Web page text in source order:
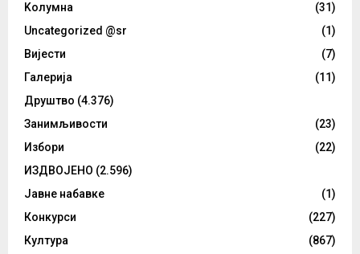
Kолумнa
(31)
Uncategorized @sr
(1)
Вијести
(7)
Галерија
(11)
Друштво (4.376)
Занимљивости
(23)
Избори
(22)
ИЗДВОЈЕНО (2.596)
Јавне набавке
(1)
Конкурси
(227)
Култура
(867)